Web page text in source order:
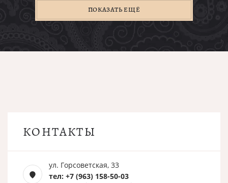
ПОКАЗАТЬ ЕЩЁ
КОНТАКТЫ
ул. Горсоветская, 33
тел: +7 (963) 158-50-03